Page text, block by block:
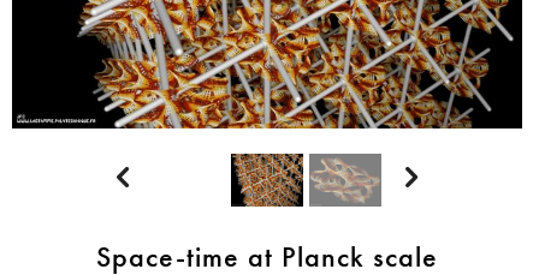
 
Space-time at Planck scale